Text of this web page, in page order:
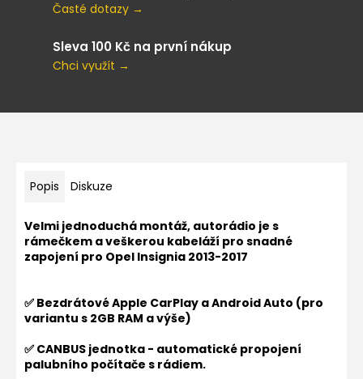
Časté dotazy →
Sleva 100 Kč na první nákup
Chci využít →
Popis Diskuze
Velmi jednoduchá montáž, autorádio je s
rámečkem a veškerou kabeláží pro snadné
zapojení pro Opel Insignia 2013-2017
✅ Bezdrátové Apple CarPlay a Android Auto (pro
variantu s 2GB RAM a výše)
✅ CANBUS jednotka - automatické propojení
palubního počítače s rádiem.